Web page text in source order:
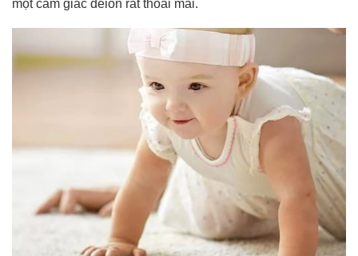
một cảm giác deion rất thoải mái.